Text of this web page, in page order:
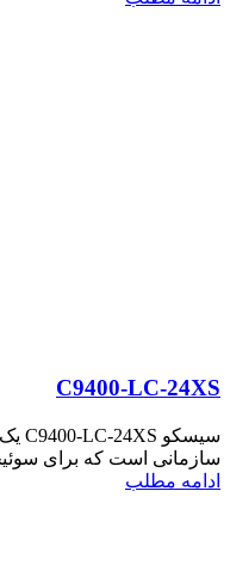
C9400-LC-24XS
سازمانی است که برای
ادامه مطلب